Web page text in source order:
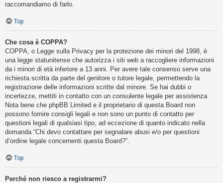
raccomandiamo di farlo.
Top
Che cosa è COPPA?
COPPA, o Legge sulla Privacy per la protezione dei minori del 1998, è
una legge statunitense che autorizza i siti web a raccogliere informazioni
da i minori di età inferiore a 13 anni. Per avere tale consenso serve una
richiesta scritta da parte del genitore o tutore legale, permettendo la
registrazione delle informazioni scritte dal minore. Se hai dubbi o
incertezze, mettiti in contatto con un consulente legale per assistenza.
Nota bene che phpBB Limited e il proprietario di questa Board non
possono fornire consigli legali e non sono un punto di contatto per
questioni legali di qualsiasi tipo, ad eccezione di quanto indicato nella
domanda “Chi devo contattare per segnalare abusi e/o per questioni
d’ordine legale concernenti questa Board?”.
Top
Perché non riesco a registrarmi?